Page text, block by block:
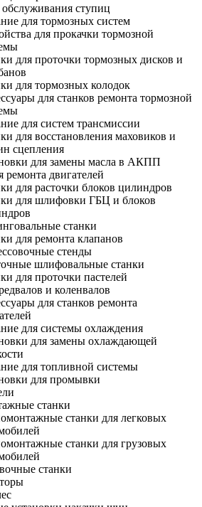
ступиц
для тормозных систем
для прокачки тормозной
для проточки тормозных дисков и
для тормозных колодок
для станков ремонта тормозной
для систем трансмиссии
для восстановления маховиков и
сцепления
для замены масла в АКПП
ремонта двигателей
для расточки блоков цилиндров
для шлифовки ГБЦ и блоков
станки
для ремонта клапанов
стенды
шлифовальные станки
для проточки пастелей
и коленвалов
для станков ремонта
для системы охлаждения
для замены охлаждающей
для топливной системы
для промывки
станки
станки для легковых
станки для грузовых
станки